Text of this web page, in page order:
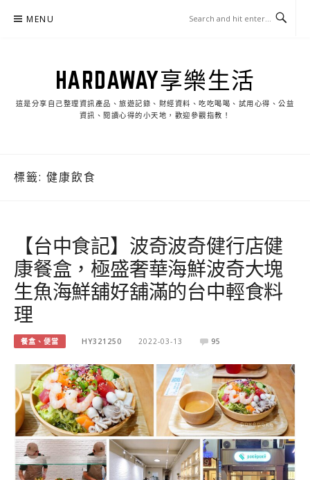
MENU
HARDAWAY享樂生活
這是分享自己整理資訊產品、旅遊記錄、財經資料、吃吃喝喝、試用心得、公益
資訊、閱讀心得的小天地，歡迎參觀指教！
標籤: 健康飲食
【台中食記】波奇波奇健行店健
康餐盒，極盛奢華海鮮波奇大塊
生魚海鮮舖好舖滿的台中輕食料
理
餐盒、便當 HY321250 2022-03-13 95